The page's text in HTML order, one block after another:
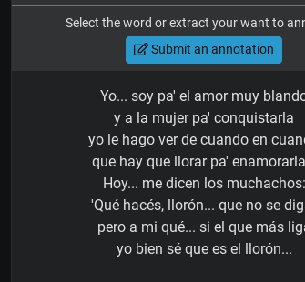
Select the word or extract your want to
Submit an annotation
Yo... soy pa' el amor muy
y a la mujer pa' conquistarla
yo le hago ver de cuando en
que hay que llorar pa'
Hoy... me dicen los muchachos:
'Qué hacés, llorón... que no se
pero a mi qué... si el que más
yo bien sé que es el llorón...